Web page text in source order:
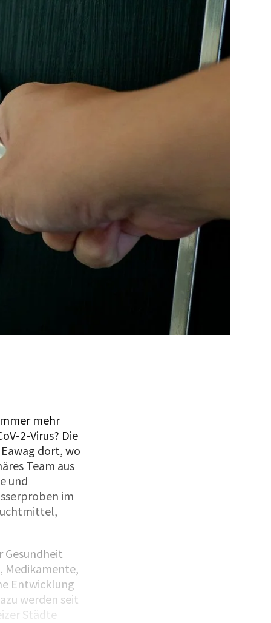
mehr
2-Virus? Die
dort, wo
Team aus
und
im
Gesundheit
Medikamente,
Entwicklung
werden seit
Städte